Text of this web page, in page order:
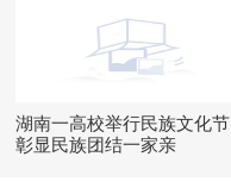
湖南一高校举行民族文化节
彰显民族团结一家亲